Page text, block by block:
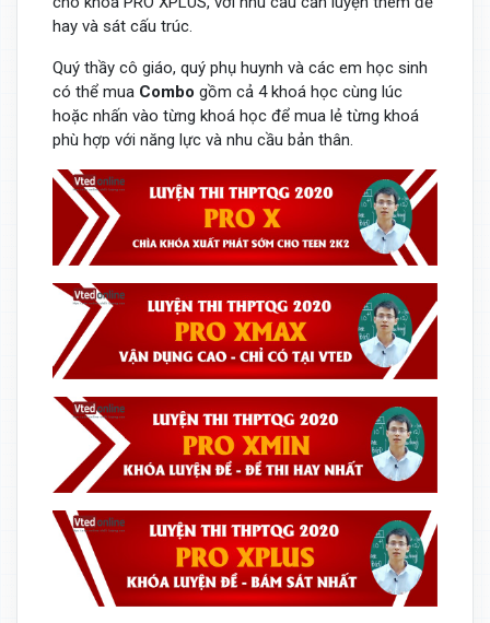
hay và sát cấu trúc.
Quý thầy cô giáo, quý phụ huynh và các em học sinh
có thể mua Combo gồm cả 4 khoá học cùng lúc
hoặc nhấn vào từng khoá học để mua lẻ từng khoá
phù hợp với năng lực và nhu cầu bản thân.